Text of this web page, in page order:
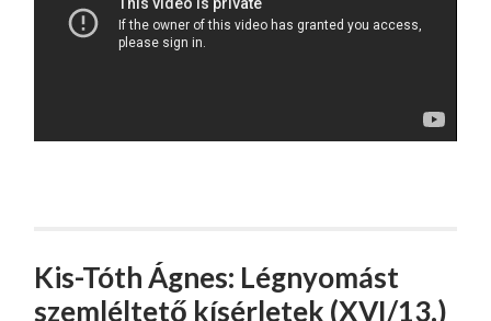
Kis-Tóth Ágnes: Légnyomást
szemléltető kísérletek (XVI/13.)